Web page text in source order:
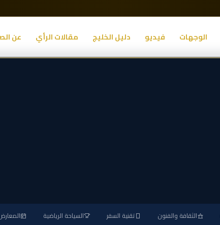
الوجهات فيديو دليل الخليج مقالات الرأي عن
الثقافة والفنون تقنية السفر السياحة الرياضية